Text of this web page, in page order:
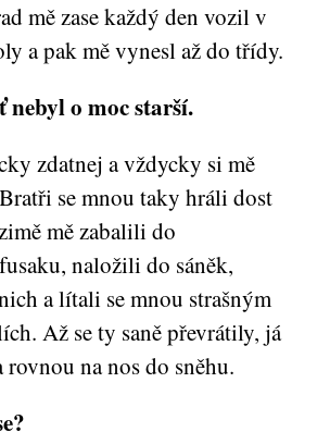
mě zase každý den vozil v
a pak mě vynesl až do třídy.
nebyl o moc starší.
zdatnej a vždycky si mě
se mnou taky hráli dost
mě zabalili do
naložili do sáněk,
a lítali se mnou strašným
Až se ty saně převrátily, já
na nos do sněhu.